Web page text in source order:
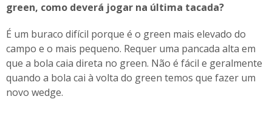
green, como deverá jogar na última tacada?
É um buraco difícil porque é o green mais elevado do
campo e o mais pequeno. Requer uma pancada alta em
que a bola caia direta no green. Não é fácil e geralmente
quando a bola cai à volta do green temos que fazer um
novo wedge.